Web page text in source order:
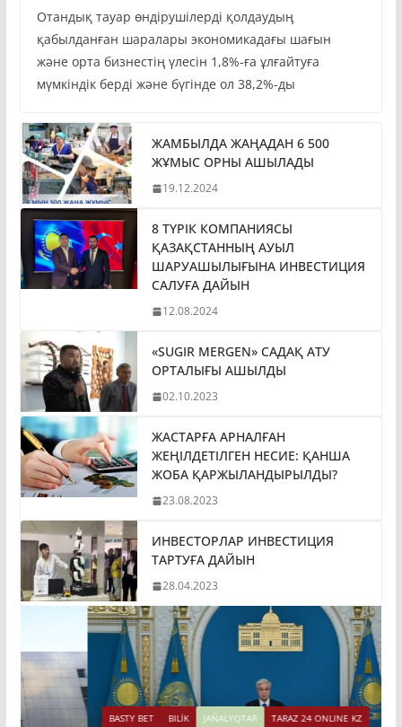
Отандық тауар өндірушілерді қолдаудың
қабылданған шаралары экономикадағы шағын
және орта бизнестің үлесін 1,8%-ға ұлғайтуға
мүмкіндік берді және бүгінде ол 38,2%-ды
ЖАМБЫЛДА ЖАҢАДАН 6 500
ЖҰМЫС ОРНЫ АШЫЛАДЫ
19.12.2024
8 ТҮРІК КОМПАНИЯСЫ
ҚАЗАҚСТАННЫҢ АУЫЛ
ШАРУАШЫЛЫҒЫНА ИНВЕСТИЦИЯ
САЛУҒА ДАЙЫН
12.08.2024
«SUGIR MERGEN» САДАҚ АТУ
ОРТАЛЫҒЫ АШЫЛДЫ
02.10.2023
ЖАСТАРҒА АРНАЛҒАН
ЖЕҢІЛДЕТІЛГЕН НЕСИЕ: ҚАНША
ЖОБА ҚАРЖЫЛАНДЫРЫЛДЫ?
23.08.2023
ИНВЕСТОРЛАР ИНВЕСТИЦИЯ
ТАРТУҒА ДАЙЫН
28.04.2023
BASTY BET BILİK JAŃALYQTAR TARAZ 24 ONLINE KZ